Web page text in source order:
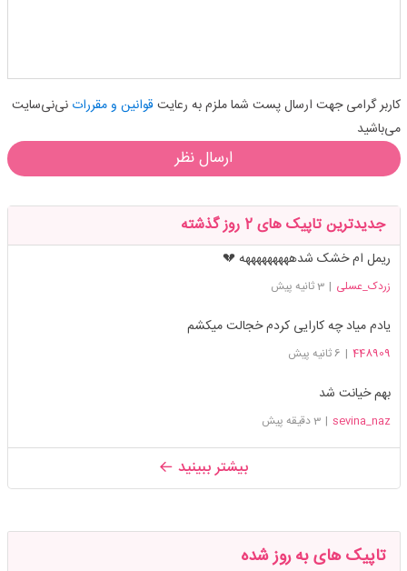
کاربر گرامی جهت ارسال پست شما ملزم به رعایت قوانین و مقرراتنی‌نی‌سایت
می‌باشید
ارسال نظر
جدیدترین تاپیک های 2 روز گذشته
ریمل ام خشک شدهههههههههه 💔
زردک_عسلی | 3 ثانیه پیش
یادم میاد چه کارایی کردم خجالت میکشم
448909
| 6 ثانیه پیش
بهم خیانت شد
sevina_naz
| 3 دقیقه پیش
بیشتر ببینید
تاپیک های به روز شده